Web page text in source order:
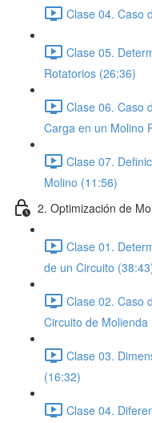
Clase 04. Caso
Clase 05.
Rotatorios (26:36)
Clase 06. Caso
Carga en un Molino
Clase 07.
Molino (11:56)
2. Optimización de
Clase 01.
de un Circuito
Clase 02. Caso
Circuito de Molienda
Clase 03.
(16:32)
Clase 04.